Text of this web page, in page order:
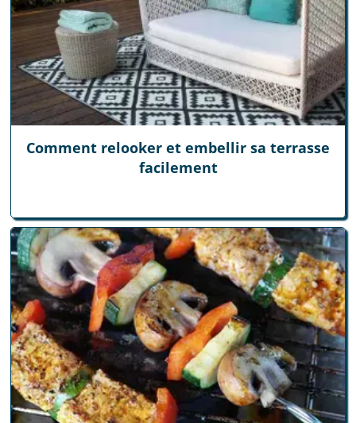
Comment relooker et embellir sa terrasse
facilement